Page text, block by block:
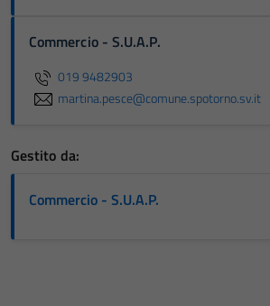
Commercio - S.U.A.P.
019 9482903
martina.pesce@comune.spotorno.sv.it
Gestito da:
Commercio - S.U.A.P.